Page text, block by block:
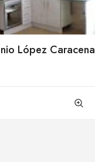
López Caracena